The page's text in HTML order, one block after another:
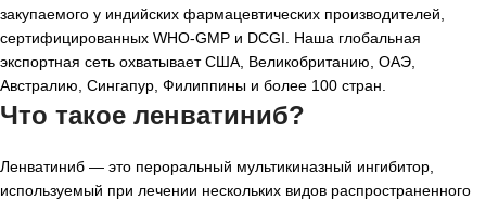
закупаемого у индийских фармацевтических производителей,
сертифицированных WHO-GMP и DCGI. Наша глобальная
экспортная сеть охватывает США, Великобританию, ОАЭ,
Австралию, Сингапур, Филиппины и более 100 стран.
Что такое ленватиниб?
Ленватиниб — это пероральный мультикиназный ингибитор,
используемый при лечении нескольких видов распространенного